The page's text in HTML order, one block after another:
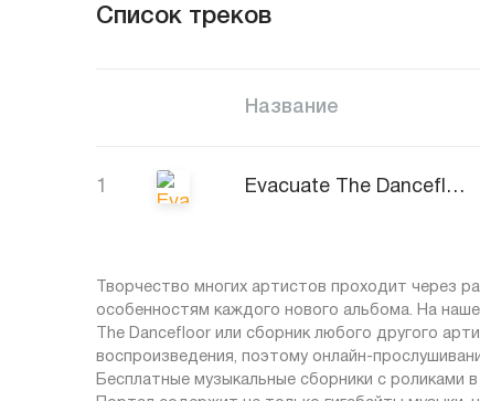
Список треков
Название
1 Evacuate The Dancefloor
Творчество многих артистов проходит через
особенностям каждого нового альбома. На
The Dancefloor или сборник любого другого
воспроизведения, поэтому онлайн-
Бесплатные музыкальные сборники с роликами